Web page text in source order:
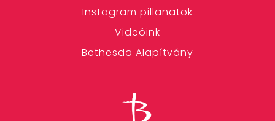
Instagram pillanatok
Videóink
Bethesda Alapítvány